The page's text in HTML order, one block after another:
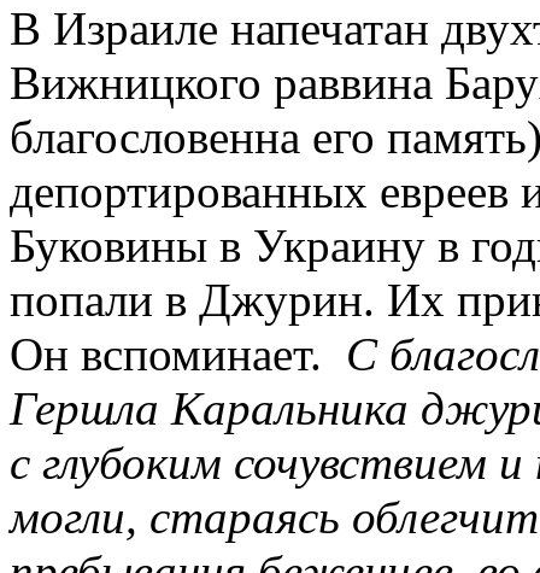
В Израиле напечатан
Вижницкого раввина
благословенна его
депортированных
Буковины в Украину в
попали в Джурин. Их
Он вспоминает. С
Гершла Каральника
с глубоким сочувствием
могли, стараясь